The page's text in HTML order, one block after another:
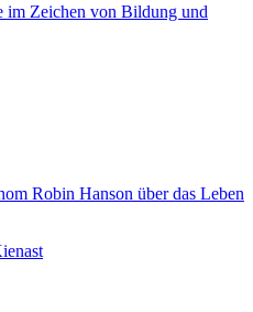
im Zeichen von Bildung und
Robin Hanson über das Leben